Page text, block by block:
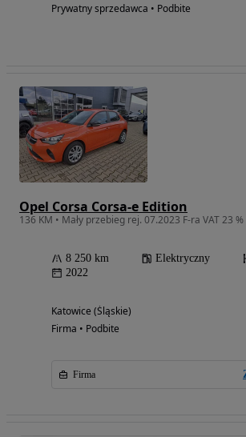
Prywatny sprzedawca • Podbite
Opel Corsa Corsa-e Edition
136 KM • Mały przebieg rej. 07.2023 F-ra VAT 23 %
8 250 km Elektryczny
2022
Katowice (Śląskie)
Firma • Podbite
Firma